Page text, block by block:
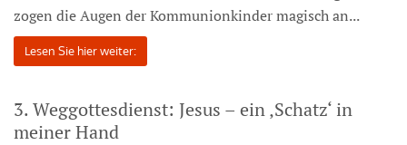
zogen die Augen der Kommunionkinder magisch an...
Lesen Sie hier weiter:
3. Weggottesdienst: Jesus – ein ‚Schatz‘ in
meiner Hand